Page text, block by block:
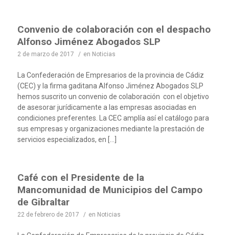
Convenio de colaboración con el despacho
Alfonso Jiménez Abogados SLP
2 de marzo de 2017 / en Noticias
La Confederación de Empresarios de la provincia de Cádiz
(CEC) y la firma gaditana Alfonso Jiménez Abogados SLP
hemos suscrito un convenio de colaboración con el objetivo
de asesorar jurídicamente a las empresas asociadas en
condiciones preferentes. La CEC amplía así el catálogo para
sus empresas y organizaciones mediante la prestación de
servicios especializados, en […]
Café con el Presidente de la
Mancomunidad de Municipios del Campo
de Gibraltar
22 de febrero de 2017 / en Noticias